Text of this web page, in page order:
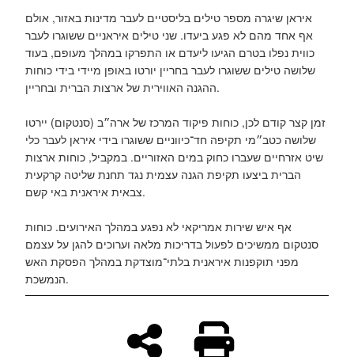
איראן שיגרה מספר טילים בליסטיים לעבר מדינות באזור, אולם
אף אחד מהם לא פגע ביעדו. שני טילים איראניים ששוגרו לעבר
כווית נפלו בטרם הגיעו ליעדם או התפרקו במהלך מעופם, בעוד
שלושה טילים ששוגרו לעבר בחריין יורטו באופן מיידי בידי כוחות
ההגנה האווירית של ארצות הברית ובחריין.
זמן קצר קודם לכן, כוחות פיקוד המרכז של ארה״ב (סנטקום) יירטו
שלושה כטב״מי תקיפה חד־כיווניים ששוגרו בידי איראן לעבר כלי
שיט אזרחיים שעברו כחוק במים האזוריים. במקביל, כוחות ארצות
הברית ביצעו תקיפת הגנה עצמית נגד תחנת שליטה קרקעית
צבאית איראנית באי קשם.
אף איש שירות אמריקאי לא נפגע במהלך האירועים. כוחות
סנטקום ממשיכים לפעול בדריכות מלאה וערוכים להגן על עצמם
מפני תוקפנות איראנית בלתי־מוצדקת במהלך הפסקת האש
הנמשכת.